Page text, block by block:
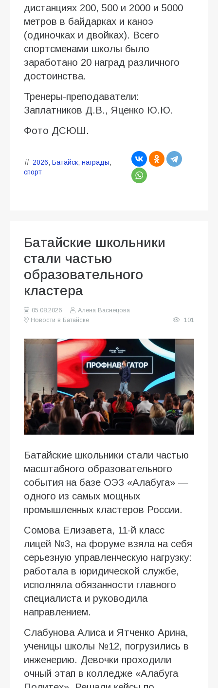
дистанциях 200, 500 и 2000 и 5000
метров в байдарках и каноэ
(одиночках и двойках). Всего
спортсменами школы было
заработано 20 наград различного
достоинства.
Тренеры-преподаватели:
Заплатников Д.В., Яценко Ю.Ю.
Фото ДСЮШ.
2026, Батайск, награды,
спорт
Батайские школьники
стали частью
образовательного
кластера
05.08.2026
Алена Васнецова
Новости в Батайске
101
Батайские школьники стали частью
масштабного образовательного
события на базе ОЭЗ «Алабуга» —
одного из самых мощных
промышленных кластеров России.
Сомова Елизавета, 11-й класс
лицей №3, на форуме взяла на себя
серьезную управленческую нагрузку:
работала в юридической службе,
исполняла обязанности главного
специалиста и руководила
направлением.
Слабунова Алиса и Ятченко Арина,
ученицы школы №12, погрузились в
инженерию. Девочки проходили
очный этап в колледже «Алабуга